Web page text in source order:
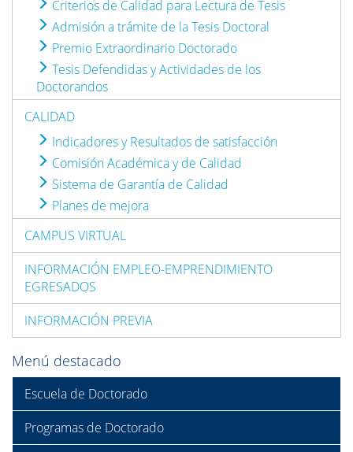
Criterios de Calidad para Lectura de Tesis
Admisión a trámite de la Tesis Doctoral
Premio Extraordinario Doctorado
Tesis Defendidas y Actividades de los
Doctorandos
CALIDAD
Indicadores y Resultados de satisfacción
Comisión Académica y de Calidad
Sistema de Garantía de Calidad
Planes de mejora
CAMPUS VIRTUAL
INFORMACIÓN EMPLEO-EMPRENDIMIENTO
EGRESADOS
INFORMACIÓN PREVIA
Menú destacado
Escuela de Doctorado
Programas de Doctorado